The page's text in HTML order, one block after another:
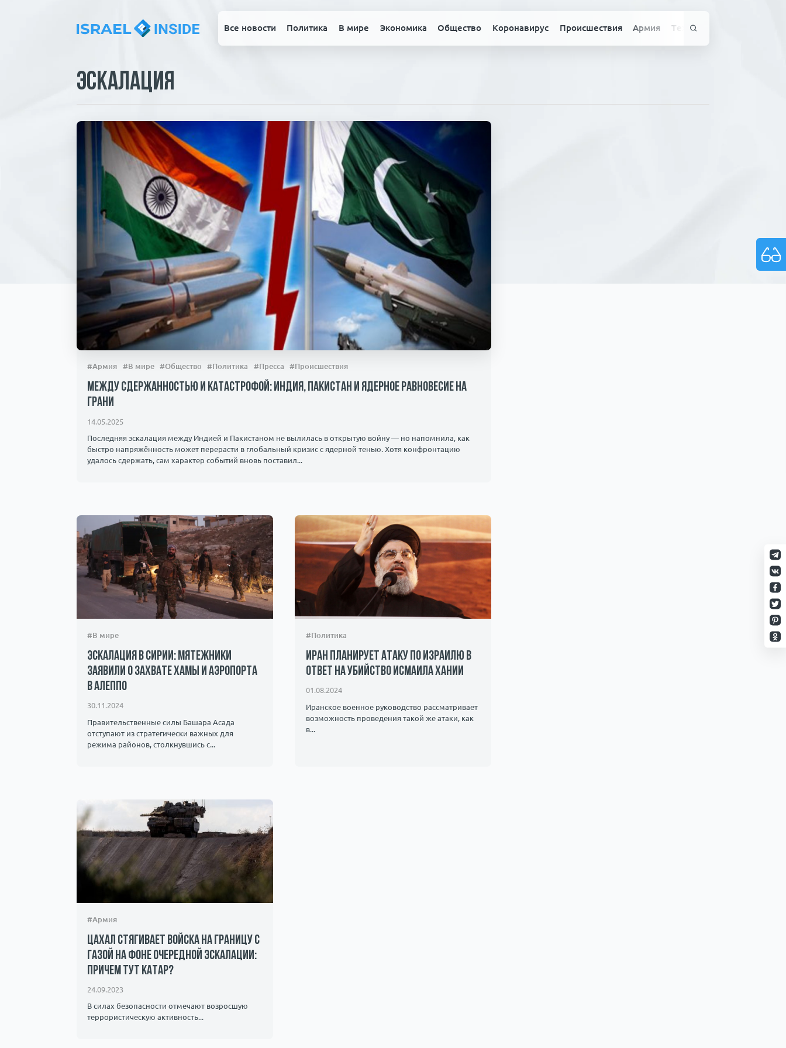
Все новости Политика В мире Экономика Общество Коронавирус Происшествия Армия Технологии
Эскалация
#Армия #В мире #Общество #Политика #Пресса #Происшествия
Между сдержанностью и катастрофой: Индия, Пакистан и ядерное равновесие на
грани
14.05.2025
Последняя эскалация между Индией и Пакистаном не вылилась в открытую войну — но напомнила, как
быстро напряжённость может перерасти в глобальный кризис с ядерной тенью. Хотя конфронтацию
удалось сдержать, сам характер событий вновь поставил...
#В мире
Эскалация в Сирии: мятежники
заявили о захвате Хамы и аэропорта
в Алеппо
30.11.2024
Правительственные силы Башара Асада
отступают из стратегически важных для
режима районов, столкнувшись с...
#Политика
Иран планирует атаку по Израилю в
ответ на убийство Исмаила Хании
01.08.2024
Иранское военное руководство рассматривает
возможность проведения такой же атаки, как
в...
#Армия
ЦАХАЛ стягивает войска на границу с
Газой на фоне очередной эскалации:
причем тут Катар?
24.09.2023
В силах безопасности отмечают возросшую
террористическую активность...